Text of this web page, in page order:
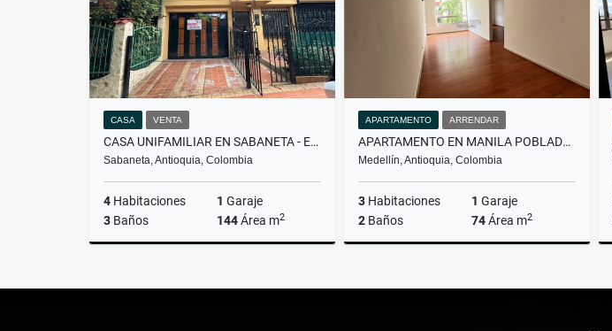
CASA VENTA
CASA UNIFAMILIAR EN SABANETA - EN ARRIENDO Y/O VENTA
Sabaneta, Antioquia, Colombia
4 Habitaciones 1 Garaje
3 Baños 144Área m2
$1.150.000.000 $4.500.000
APARTAMENTO ARRENDAR
APARTAMENTO EN MANILA POBLADO - EN ARRIENDO
Medellín, Antioquia, Colombia
3 Habitaciones 1 Garaje
2 Baños 74Área m2
$3.500.000